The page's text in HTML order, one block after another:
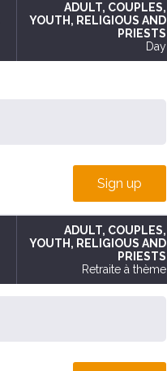
ADULT, COUPLES,
YOUTH , RELIGIOUS AND
PRIESTS
Day
Sign up
ADULT, COUPLES,
YOUTH , RELIGIOUS AND
PRIESTS
Retraite à thème